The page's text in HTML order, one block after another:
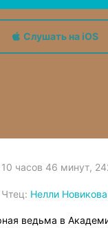
Слушать на iOS
10 часов 46 минут,
Чтец: Нелли Новикова
ведьма в